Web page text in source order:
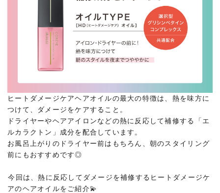
ヒートダメージケアヘアオイルの最大の特徴は、熱を味方に
つけて、ダメージをケアすること。
ドライヤーやヘアアイロンなどの熱に反応して補修する「エ
ルカラクトン」成分を配合しています。
お風呂上がりのドライヤー前はもちろん、朝のスタイリング
前にもおすすめです◎
⁡今回は、熱に反応してダメージを補修するヒートダメージケ
アのヘアオイルをご紹介💫